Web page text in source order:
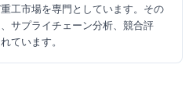
工市場を専門としています。その
サプライチェーン分析、競合評
ています。